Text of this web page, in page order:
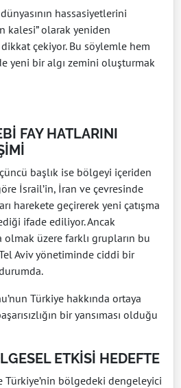
hassasiyetlerini
kalesi” olarak yeniden
çekiyor. Bu söylemle hem
yeni bir algı zemini oluşturmak
FAY HATLARINI
başlık ise bölgeyi içeriden
İsrail’in, İran ve çevresinde
harekete geçirerek yeni çatışma
ifade ediliyor. Ancak
üzere farklı grupların bu
Aviv yönetiminde ciddi bir
Türkiye hakkında ortaya
bir yansıması olduğu
ETKİSİ HEDEFTE
Türkiye’nin bölgedeki dengeleyici